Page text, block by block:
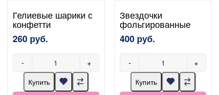
Гелиевые шарики с
конфетти
260 руб.
- +
Купить
Звездочки
фольгированные
400 руб.
- +
Купить